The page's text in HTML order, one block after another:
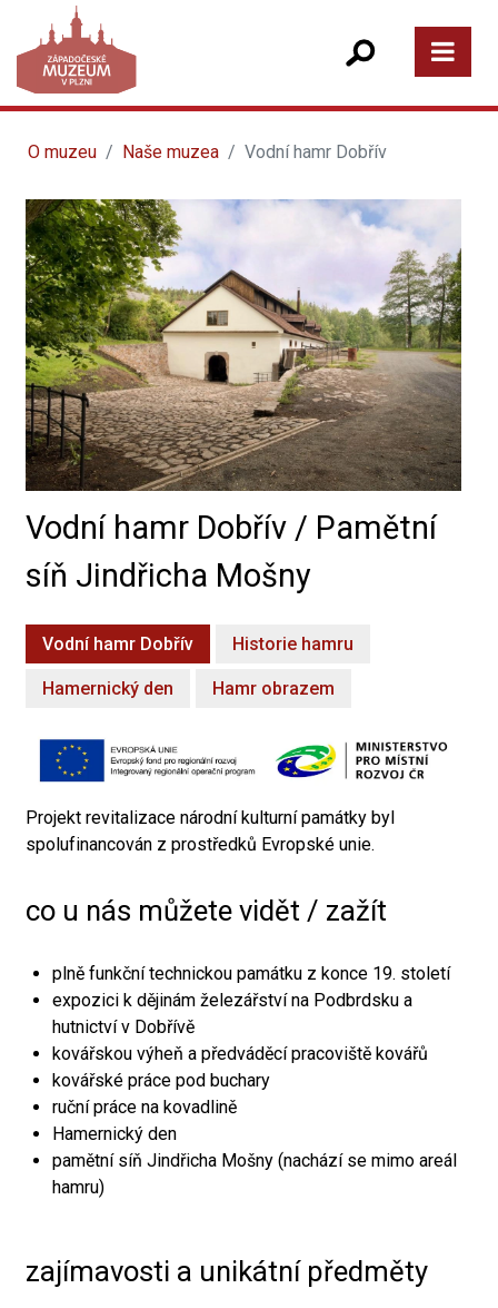
O muzeu Naše muzea Vodní hamr Dobřív
Vodní hamr Dobřív / Pamětní
síň Jindřicha Mošny
Vodní hamr Dobřív Historie hamru
Hamernický den Hamr obrazem
Projekt revitalizace národní kulturní památky byl
spolufinancován z prostředků Evropské unie.
co u nás můžete vidět / zažít
plně funkční technickou památku z konce 19. století
expozici k dějinám železářství na Podbrdsku a
hutnictví v Dobřívě
kovářskou výheň a předváděcí pracoviště kovářů
kovářské práce pod buchary
ruční práce na kovadlině
Hamernický den
pamětní síň Jindřicha Mošny (nachází se mimo areál
hamru)
zajímavosti a unikátní předměty